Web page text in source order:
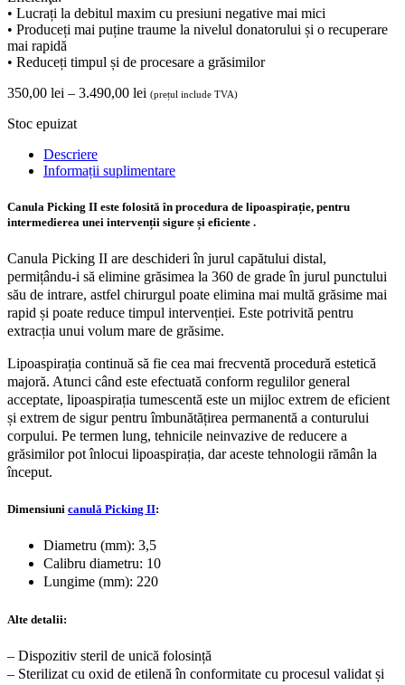
• Lucrați la debitul maxim cu presiuni negative mai mici
• Produceți mai puține traume la nivelul donatorului și o recuperare
mai rapidă
• Reduceți timpul și de procesare a grăsimilor
350,00 lei – 3.490,00 lei Interval
la
(prețul include TVA)
Stoc epuizat
Descriere
Informații suplimentare
Canula Picking II este folosită în procedura de lipoaspirație, pentru
intermedierea unei intervenții sigure și eficiente .
Canula Picking II are deschideri în jurul capătului distal,
permițându-i să elimine grăsimea la 360 de grade în jurul punctului
său de intrare, astfel chirurgul poate elimina mai multă grăsime mai
rapid și poate reduce timpul intervenției. Este potrivită pentru
extracția unui volum mare de grăsime.
Lipoaspirația continuă să fie cea mai frecventă procedură estetică
majoră. Atunci când este efectuată conform regulilor general
acceptate, lipoaspirația tumescentă este un mijloc extrem de eficient
și extrem de sigur pentru îmbunătățirea permanentă a conturului
corpului. Pe termen lung, tehnicile neinvazive de reducere a
grăsimilor pot înlocui lipoaspirația, dar aceste tehnologii rămân la
început.
Dimensiuni canulă Picking II:
Diametru (mm): 3,5
Calibru diametru: 10
Lungime (mm): 220
Alte detalii:
– Dispozitiv steril de unică folosință
– Sterilizat cu oxid de etilenă în conformitate cu procesul validat și